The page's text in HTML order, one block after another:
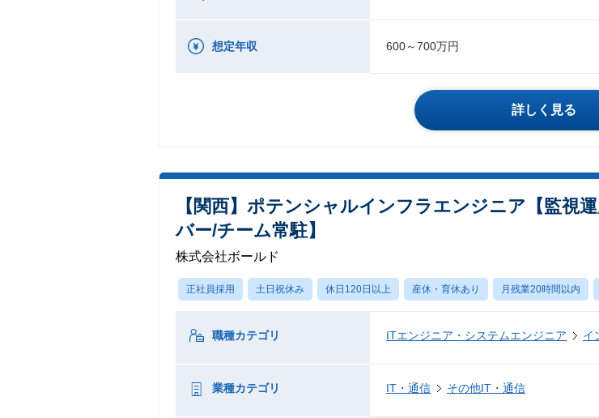
想定年収 600～700万円
詳しく見る
【関西】ポテンシャルインフラエンジニア【監視
バー/チーム常駐】
株式会社ボールド
正社員採用 土日祝休み 休日120日以上 産休・育休あり 月残業20時間以内
職種カテゴリ ITエンジニア・システムエンジニア イ
業種カテゴリ IT・通信 その他IT・通信